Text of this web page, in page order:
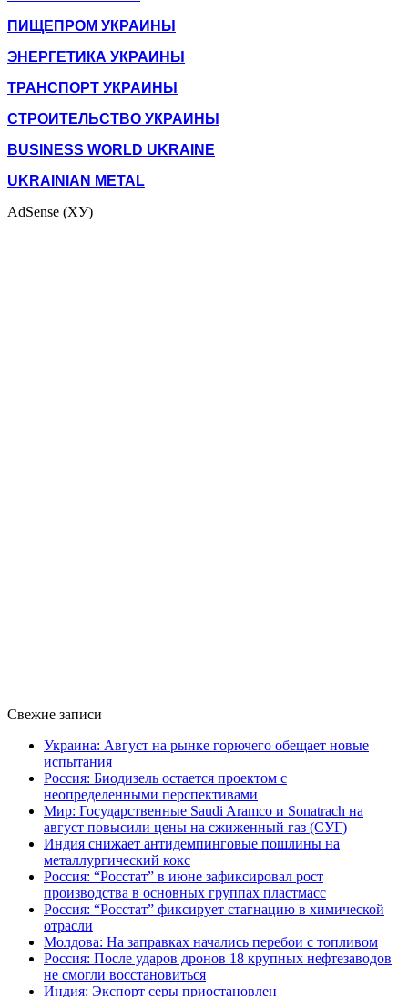
ПИЩЕПРОМ УКРАИНЫ
ЭНЕРГЕТИКА УКРАИНЫ
ТРАНСПОРТ УКРАИНЫ
СТРОИТЕЛЬСТВО УКРАИНЫ
BUSINESS WORLD UKRAINE
UKRAINIAN METAL
AdSense (ХУ)
Свежие записи
Украина: Август на рынке горючего обещает новые
испытания
Россия: Биодизель остается проектом с
неопределенными перспективами
Мир: Государственные Saudi Aramco и Sonatrach на
август повысили цены на сжиженный газ (СУГ)
Индия снижает антидемпинговые пошлины на
металлургический кокс
Россия: “Росстат” в июне зафиксировал рост
производства в основных группах пластмасс
Россия: “Росстат” фиксирует стагнацию в химической
отрасли
Молдова: На заправках начались перебои с топливом
Россия: После ударов дронов 18 крупных нефтезаводов
не смогли восстановиться
Индия: Экспорт серы приостановлен